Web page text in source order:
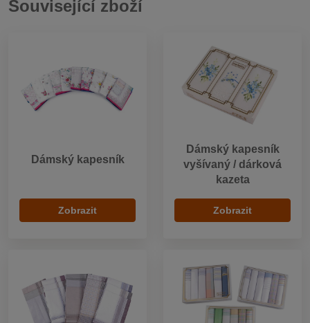
Související zboží
Dámský kapesník
Zobrazit
Dámský kapesník
vyšívaný / dárková
kazeta
Zobrazit